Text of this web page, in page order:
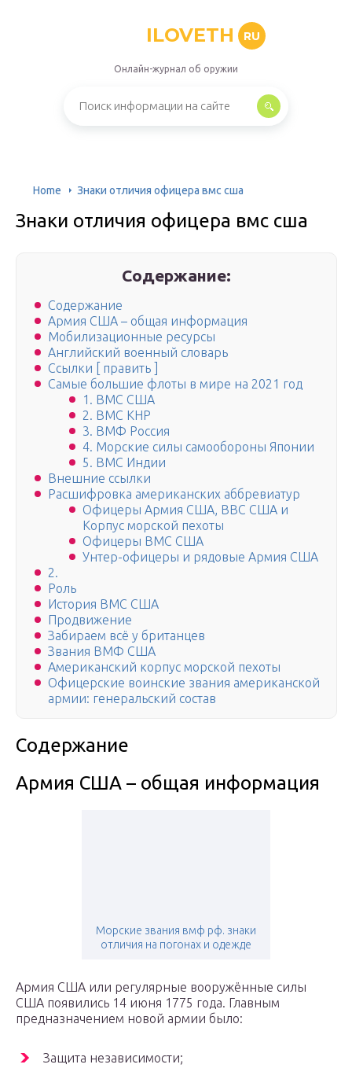
ILOVETH RU
Онлайн-журнал об оружии
Home Знаки отличия офицера вмс сша
Знаки отличия офицера вмс сша
Содержание:
Содержание
Армия США – общая информация
Мобилизационные ресурсы
Английский военный словарь
Ссылки [ править ]
Самые большие флоты в мире на 2021 год
1. ВМС США
2. ВМС КНР
3. ВМФ Россия
4. Морские силы самообороны Японии
5. ВМС Индии
Внешние ссылки
Расшифровка американских аббревиатур
Офицеры Армия США, ВВС США и
Корпус морской пехоты
Офицеры ВМС США
Унтер-офицеры и рядовые Армия США
2.
Роль
История ВМС США
Продвижение
Забираем всё у британцев
Звания ВМФ США
Американский корпус морской пехоты
Офицерские воинские звания американской
армии: генеральский состав
Содержание
Армия США – общая информация
Морские звания вмф рф. знаки
отличия на погонах и одежде
Армия США или регулярные вооружённые силы
США появились 14 июня 1775 года. Главным
предназначением новой армии было:
Защита независимости;